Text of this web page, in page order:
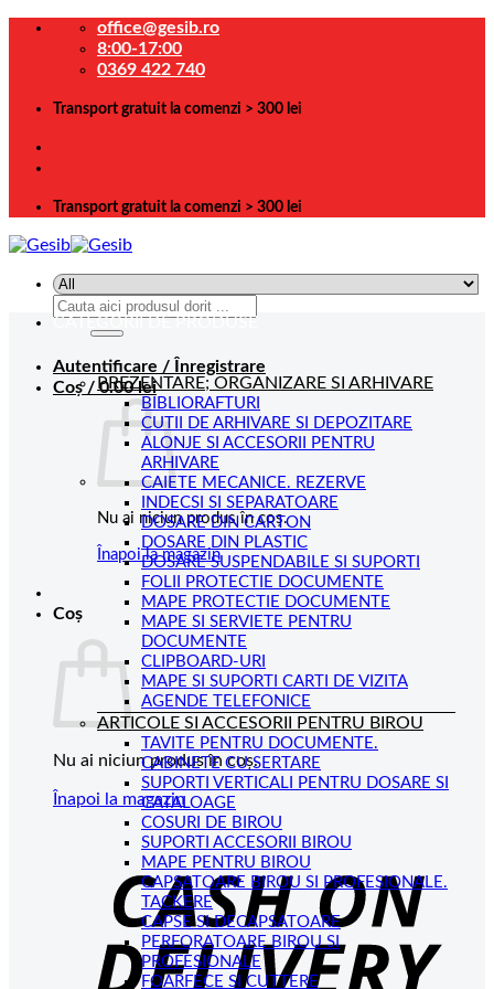
Skip
office@gesib.ro
8:00-17:00
0369 422 740
Transport gratuit la comenzi > 300 lei
Transport gratuit la comenzi > 300 lei
Caută
Autentificare / Înregistrare
Coș /0.00lei
Nu ai niciun produs în coș.
Înapoi la magazin
Coș
Nu ai niciun produs în coș.
Înapoi la magazin
CATEGORII DE PRODUSE
PREZENTARE; ORGANIZARE SI ARHIVARE
BIBLIORAFTURI
CUTII DE ARHIVARE SI DEPOZITARE
ALONJE SI ACCESORII PENTRU
ARHIVARE
CAIETE MECANICE. REZERVE
INDECSI SI SEPARATOARE
DOSARE DIN CARTON
DOSARE DIN PLASTIC
DOSARE SUSPENDABILE SI SUPORTI
FOLII PROTECTIE DOCUMENTE
MAPE PROTECTIE DOCUMENTE
MAPE SI SERVIETE PENTRU
DOCUMENTE
CLIPBOARD-URI
MAPE SI SUPORTI CARTI DE VIZITA
AGENDE TELEFONICE
ARTICOLE SI ACCESORII PENTRU BIROU
TAVITE PENTRU DOCUMENTE.
CABINETE CU SERTARE
SUPORTI VERTICALI PENTRU DOSARE SI
CATALOAGE
COSURI DE BIROU
SUPORTI ACCESORII BIROU
MAPE PENTRU BIROU
CAPSATOARE BIROU SI PROFESIONALE.
TACKERE
CAPSE SI DECAPSATOARE
PERFORATOARE BIROU SI
PROFESIONALE
FOARFECE SI CUTTERE